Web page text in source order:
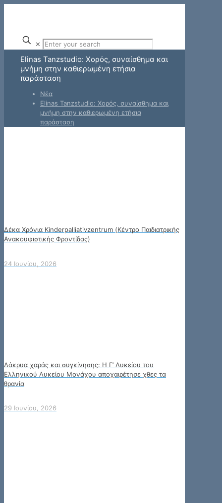
✕
Elinas Tanzstudio: Χορός, συναίσθημα και
μνήμη στην καθιερωμένη ετήσια
παράσταση
Νέα
Elinas Tanzstudio: Χορός, συναίσθημα και
μνήμη στην καθιερωμένη ετήσια
παράσταση
Δέκα Χρόνια Kinderpalliativzentrum (Κέντρο Παιδιατρικής
Ανακουφιστικής Φροντίδας)
24 Ιουνίου, 2026
Δάκρυα χαράς και συγκίνησης: Η Γ’ Λυκείου του
Ελληνικού Λυκείου Μονάχου αποχαιρέτησε χθες τα
θρανία
29 Ιουνίου, 2026